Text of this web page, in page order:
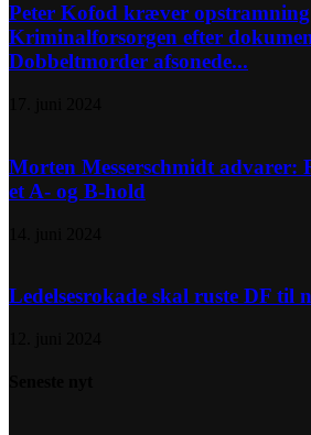
Peter Kofod kræver
Kriminalforsorgen efter
Dobbeltmorder afsonede...
Morten Messerschmidt advarer:
et A- og B-hold
Ledelsesrokade skal ruste DF til